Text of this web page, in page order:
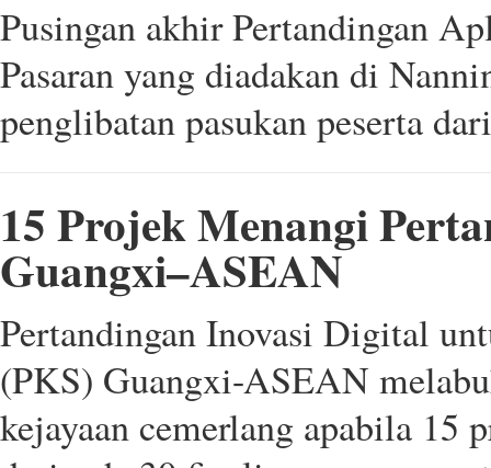
Pusingan akhir Pertandingan
Pasaran yang diadakan di
penglibatan pasukan peserta
15 Projek Menangi
Guangxi–ASEAN
Pertandingan Inovasi Digital
(PKS) Guangxi-ASEAN
kejayaan cemerlang apabila 15